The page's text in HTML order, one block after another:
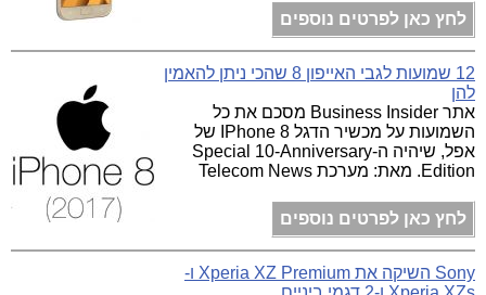
לחץ כאן לפרטים נוספים
12 שמועות לגבי האייפון 8 שהכי ניתן להאמין
להן
אתר Business Insider מסכם את כל
השמועות על מכשיר הדגל IPhone 8 של
אפל, שיהיה ה-Special 10-Anniversary
Edition. מאת: מערכת Telecom News
לחץ כאן לפרטים נוספים
Sony השיקה את Xperia XZ Premium ו-